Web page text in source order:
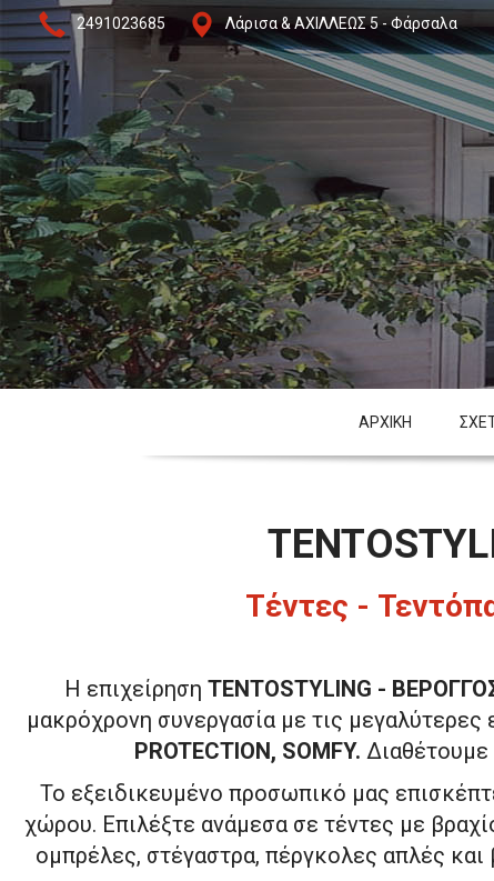
2491023685 Λάρισα & ΑΧΙΛΛΕΩΣ 5 - Φάρσαλα
ΑΡΧΙΚΗ
Τέντες -
Η επιχείρηση TENTOSTYLING -
μακρόχρονη συνεργασία με τις
PROTECTION, SOMFY. Διαθέτουμε
Το εξειδικευμένο προσωπικό μας
χώρου. Επιλέξτε ανάμεσα σε τέντες με
ομπρέλες, στέγαστρα, πέργκολες απλές και